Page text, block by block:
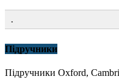
.
Підручники
Підручники Oxford,